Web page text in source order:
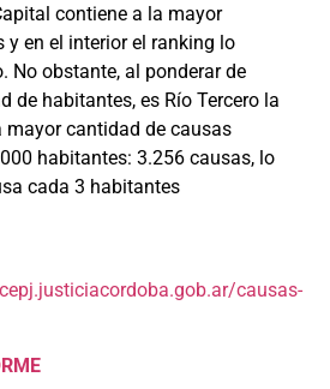
contiene a la mayor
y en el interior el ranking lo
No obstante, al ponderar de
de habitantes, es Río Tercero la
mayor cantidad de causas
habitantes: 3.256 causas, lo
cada 3 habitantes
causas-